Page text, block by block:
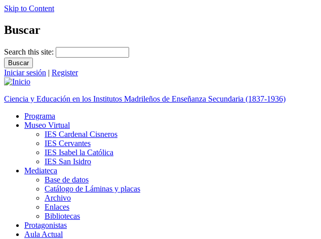
Skip to Content
Buscar
Search this site:
Iniciar sesión | Register
Ciencia y Educación en los Institutos Madrileños de Enseñanza Secundaria (1837-1936)
Programa
Museo Virtual
IES Cardenal Cisneros
IES Cervantes
IES Isabel la Católica
IES San Isidro
Mediateca
Base de datos
Catálogo de Láminas y placas
Archivo
Enlaces
Bibliotecas
Protagonistas
Aula Actual